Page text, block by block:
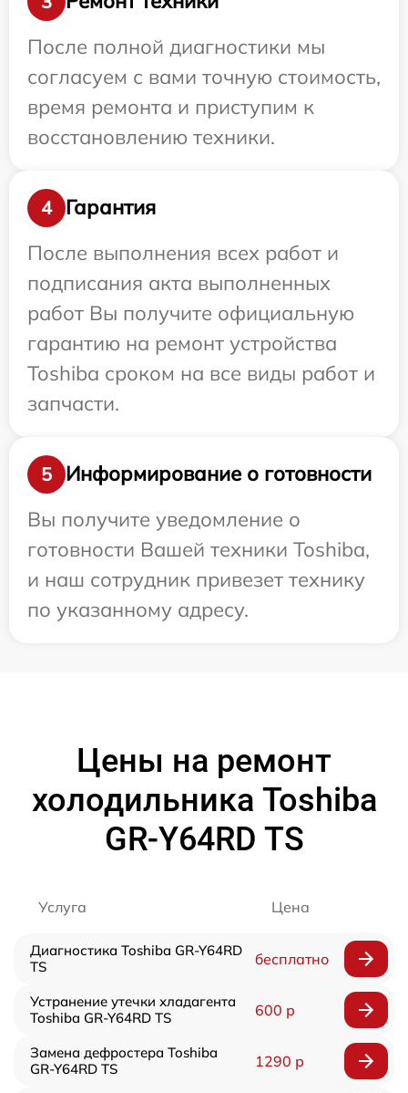
После полной диагностики мы
согласуем с вами точную стоимость,
время ремонта и приступим к
восстановлению техники.
4
Гарантия
После выполнения всех работ и
подписания акта выполненных
работ Вы получите официальную
гарантию на ремонт устройства
Toshiba сроком на все виды работ и
запчасти.
5
Информирование о готовности
Вы получите уведомление о
готовности Вашей техники Toshiba,
и наш сотрудник привезет технику
по указанному адресу.
Цены на ремонт
холодильника Toshiba
GR-Y64RD TS
Услуга Цена
Диагностика Toshiba GR-Y64RD
TS
бесплатно
Устранение утечки хладагента
Toshiba GR-Y64RD TS
600 р
Замена дефростера Toshiba
GR-Y64RD TS
1290 р